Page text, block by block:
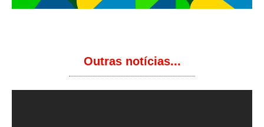
Outras notícias...